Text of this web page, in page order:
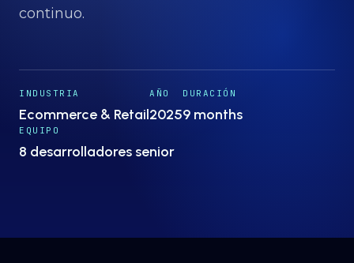
Hablemos · EN
continuo.
INDUSTRIA
Ecommerce & Retail
AÑO
2025
DURACIÓN
9 months
EQUIPO
8 desarrolladores senior